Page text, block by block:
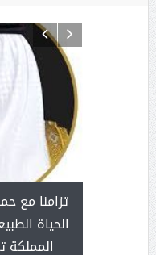
تزامنا مع
الحياة
المملكة
على برامج
هي أساس